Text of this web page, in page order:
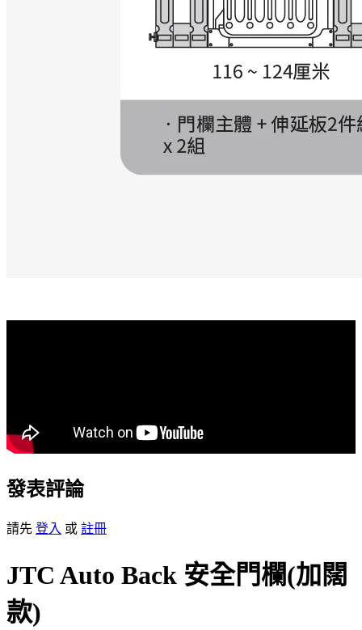
發表評論
請先 登入 或 註冊
JTC Auto Back 安全門欄(加闊
款)